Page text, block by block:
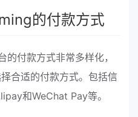
的付款方式
付款方式非常多样化，
合适的付款方式。包括信
和WeChat Pay等。